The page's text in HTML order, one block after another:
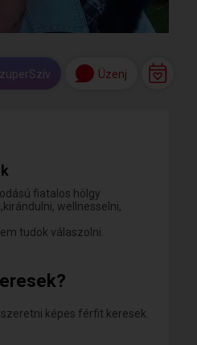
Üzenj
fiatalos hölgy
wellnesselni,
tudok válaszolni.
képes férfit keresek.